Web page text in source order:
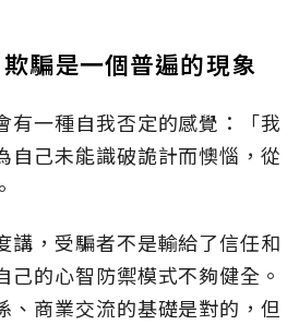
騙是一個普遍的現象
有一種自我否定的感覺：「我
自己未能識破詭計而懊惱，從
講，受騙者不是輸給了信任和
己的心智防禦模式不夠健全。
、商業交流的基礎是對的，但